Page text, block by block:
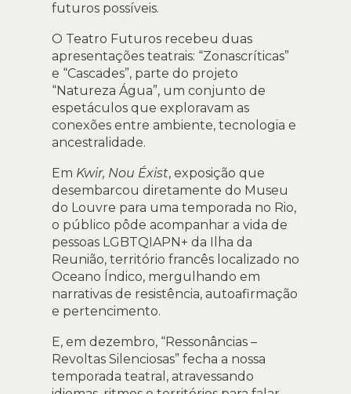
futuros possíveis.
O Teatro Futuros recebeu duas
apresentações teatrais: “Zonascríticas”
e “Cascades”, parte do projeto
“Natureza Água”, um conjunto de
espetáculos que exploravam as
conexões entre ambiente, tecnologia e
ancestralidade.
Em Kwir, Nou Éxist, exposição que
desembarcou diretamente do Museu
do Louvre para uma temporada no Rio,
o público pôde acompanhar a vida de
pessoas LGBTQIAPN+ da Ilha da
Reunião, território francês localizado no
Oceano Índico, mergulhando em
narrativas de resistência, autoafirmação
e pertencimento.
E, em dezembro, “Ressonâncias –
Revoltas Silenciosas” fecha a nossa
temporada teatral, atravessando